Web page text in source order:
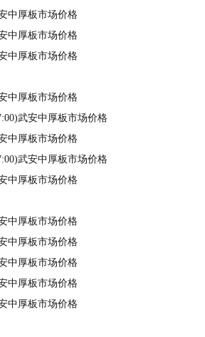
中厚板市场价格
中厚板市场价格
中厚板市场价格
中厚板市场价格
武安中厚板市场价格
中厚板市场价格
武安中厚板市场价格
中厚板市场价格
中厚板市场价格
中厚板市场价格
中厚板市场价格
中厚板市场价格
中厚板市场价格